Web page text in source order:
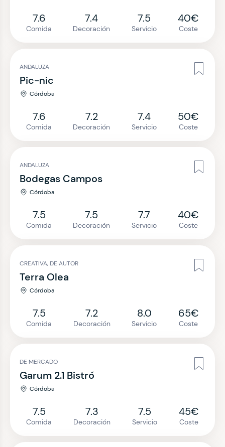
7.6
Comida
7.4
Decoración
7.5
Servicio
40€
Coste
ANDALUZA
Pic-nic
Córdoba
7.6
Comida
7.2
Decoración
7.4
Servicio
50€
Coste
ANDALUZA
Bodegas Campos
Córdoba
7.5
Comida
7.5
Decoración
7.7
Servicio
40€
Coste
CREATIVA, DE AUTOR
Terra Olea
Córdoba
7.5
Comida
7.2
Decoración
8.0
Servicio
65€
Coste
DE MERCADO
Garum 2.1 Bistró
Córdoba
7.5
Comida
7.3
Decoración
7.5
Servicio
45€
Coste